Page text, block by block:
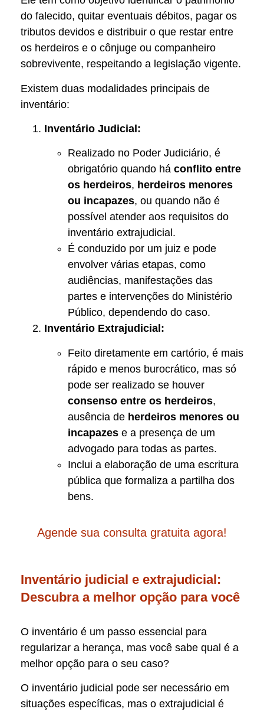
do falecido, quitar eventuais débitos, pagar os
tributos devidos e distribuir o que restar entre
os herdeiros e o cônjuge ou companheiro
sobrevivente, respeitando a legislação vigente.
Existem duas modalidades principais de
inventário:
Inventário Judicial:
Realizado no Poder Judiciário, é
obrigatório quando há conflito entre
os herdeiros, herdeiros menores
ou incapazes, ou quando não é
possível atender aos requisitos do
inventário extrajudicial.
É conduzido por um juiz e pode
envolver várias etapas, como
audiências, manifestações das
partes e intervenções do Ministério
Público, dependendo do caso.
Inventário Extrajudicial:
Feito diretamente em cartório, é mais
rápido e menos burocrático, mas só
pode ser realizado se houver
consenso entre os herdeiros,
ausência de herdeiros menores ou
incapazes e a presença de um
advogado para todas as partes.
Inclui a elaboração de uma escritura
pública que formaliza a partilha dos
bens.
Agende sua consulta gratuita agora!
Inventário judicial e extrajudicial:
Descubra a melhor opção para você
O inventário é um passo essencial para
regularizar a herança, mas você sabe qual é a
melhor opção para o seu caso?
O inventário judicial pode ser necessário em
situações específicas, mas o extrajudicial é